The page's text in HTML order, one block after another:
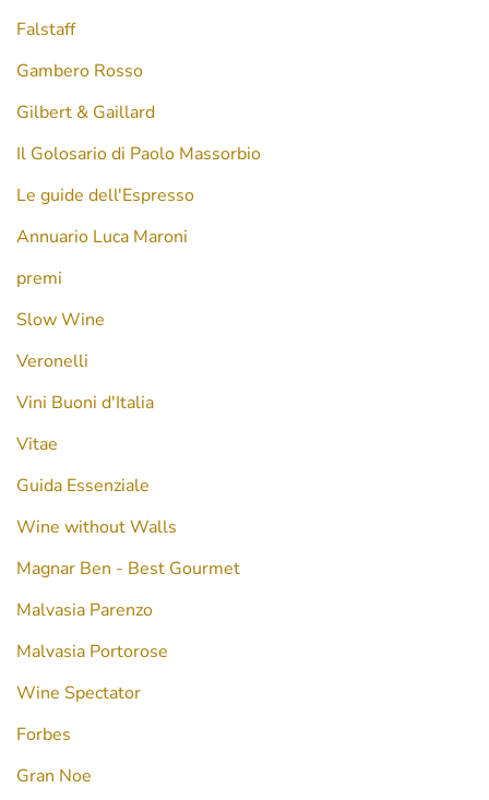
Falstaff
Gambero Rosso
Gilbert & Gaillard
Il Golosario di Paolo Massorbio
Le guide dell'Espresso
Annuario Luca Maroni
premi
Slow Wine
Veronelli
Vini Buoni d'Italia
Vitae
Guida Essenziale
Wine without Walls
Magnar Ben - Best Gourmet
Malvasia Parenzo
Malvasia Portorose
Wine Spectator
Forbes
Gran Noe